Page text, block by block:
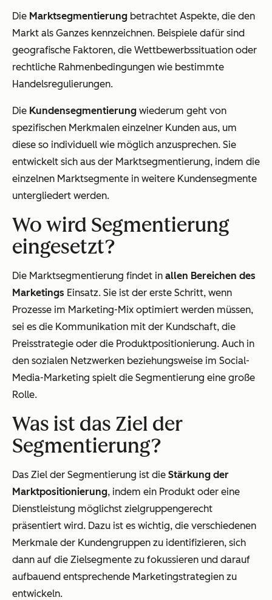
Die Marktsegmentierung betrachtet Aspekte, die den
Markt als Ganzes kennzeichnen. Beispiele dafür sind
geografische Faktoren, die Wettbewerbssituation oder
rechtliche Rahmenbedingungen wie bestimmte
Handelsregulierungen.
Die Kundensegmentierung wiederum geht von
spezifischen Merkmalen einzelner Kunden aus, um
diese so individuell wie möglich anzusprechen. Sie
entwickelt sich aus der Marktsegmentierung, indem die
einzelnen Marktsegmente in weitere Kundensegmente
untergliedert werden.
Wo wird Segmentierung
eingesetzt?
Die Marktsegmentierung findet in allen Bereichen des
Marketings Einsatz. Sie ist der erste Schritt, wenn
Prozesse im Marketing-Mix optimiert werden müssen,
sei es die Kommunikation mit der Kundschaft, die
Preisstrategie oder die Produktpositionierung. Auch in
den sozialen Netzwerken beziehungsweise im Social-
Media-Marketing spielt die Segmentierung eine große
Rolle.
Was ist das Ziel der
Segmentierung?
Das Ziel der Segmentierung ist die Stärkung der
Marktpositionierung, indem ein Produkt oder eine
Dienstleistung möglichst zielgruppengerecht
präsentiert wird. Dazu ist es wichtig, die verschiedenen
Merkmale der Kundengruppen zu identifizieren, sich
dann auf die Zielsegmente zu fokussieren und darauf
aufbauend entsprechende Marketingstrategien zu
entwickeln.